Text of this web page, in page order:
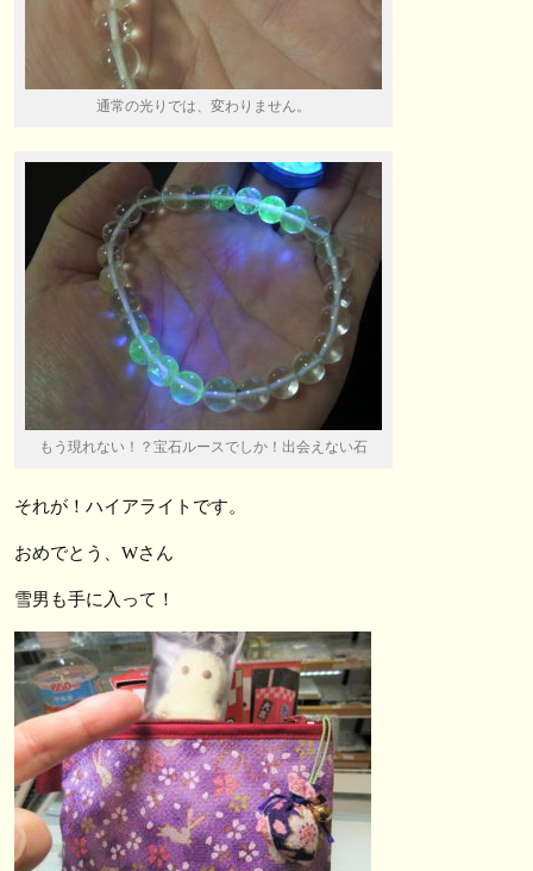
通常の光りでは、変わりません。
もう現れない！？宝石ルースでしか！出会えない石
それが！ハイアライトです。
おめでとう、Wさん
雪男も手に入って！